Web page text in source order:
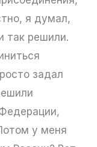
я думал,
так решили.
задал
у меня